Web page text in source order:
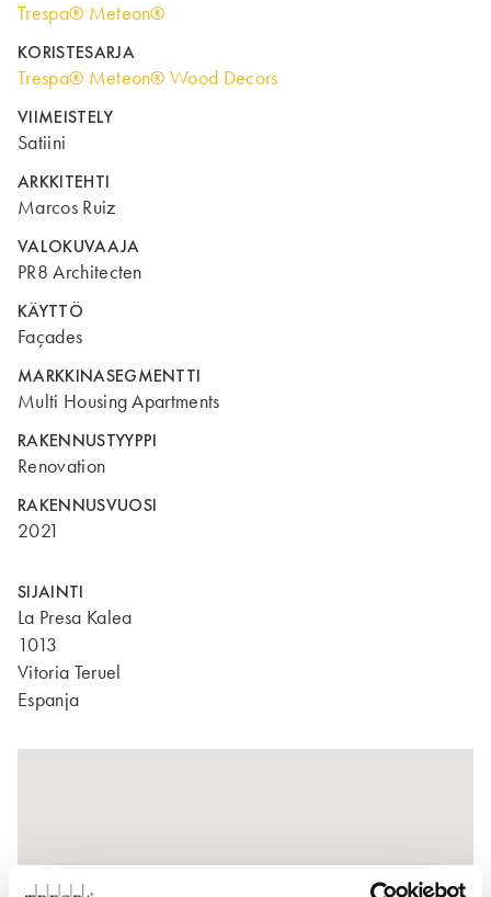
Trespa® Meteon®
KORISTESARJA
Trespa® Meteon® Wood Decors
VIIMEISTELY
Satiini
ARKKITEHTI
Marcos Ruiz
VALOKUVAAJA
PR8 Architecten
KÄYTTÖ
Façades
MARKKINASEGMENTTI
Multi Housing Apartments
RAKENNUSTYYPPI
Renovation
RAKENNUSVUOSI
2021
SIJAINTI
La Presa Kalea
1013
Vitoria Teruel
Espanja